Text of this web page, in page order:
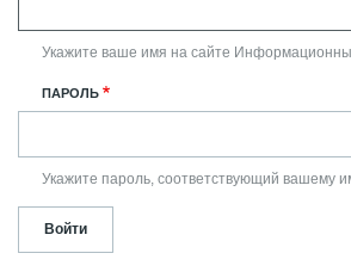
Укажите ваше имя на сайте
ПАРОЛЬ
Укажите пароль, соответствующий вашему